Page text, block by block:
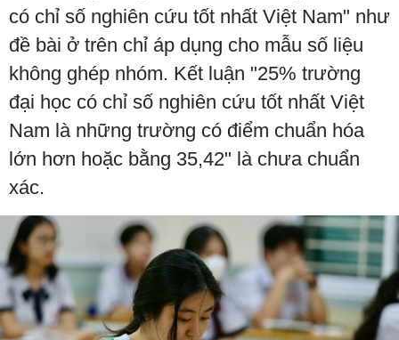
có chỉ số nghiên cứu tốt nhất Việt Nam" như
đề bài ở trên chỉ áp dụng cho mẫu số liệu
không ghép nhóm. Kết luận "25% trường
đại học có chỉ số nghiên cứu tốt nhất Việt
Nam là những trường có điểm chuẩn hóa
lớn hơn hoặc bằng 35,42" là chưa chuẩn
xác.